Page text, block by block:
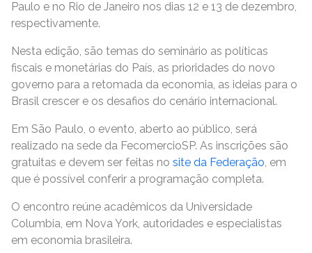
Paulo e no Rio de Janeiro nos dias 12 e 13 de dezembro,
respectivamente.
Nesta edição, são temas do seminário as políticas
fiscais e monetárias do País, as prioridades do novo
governo para a retomada da economia, as ideias para o
Brasil crescer e os desafios do cenário internacional.
Em São Paulo, o evento, aberto ao público, será
realizado na sede da FecomercioSP. As inscrições são
gratuitas e devem ser feitas no site da Federação, em
que é possível conferir a programação completa.
O encontro reúne acadêmicos da Universidade
Columbia, em Nova York, autoridades e especialistas
em economia brasileira.